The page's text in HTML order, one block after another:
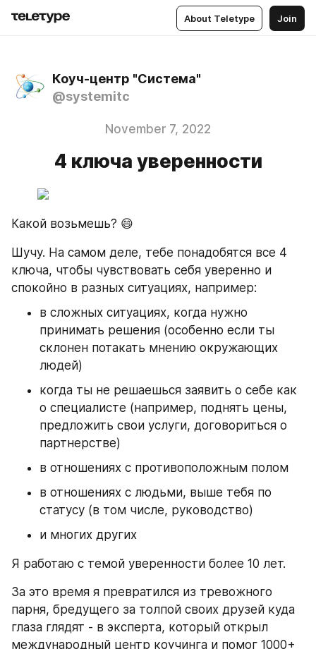
About Teletype Join
Коуч-центр "Система"
@systemitc
November 7, 2022
4 ключа уверенности
Какой возьмешь? 😄
Шучу. На самом деле, тебе понадобятся все 4
ключа, чтобы чувствовать себя уверенно и
спокойно в разных ситуациях, например:
в сложных ситуациях, когда нужно
принимать решения (особенно если ты
склонен потакать мнению окружающих
людей)
когда ты не решаешься заявить о себе как
о специалисте (например, поднять цены,
предложить свои услуги, договориться о
партнерстве)
в отношениях с противоположным полом
в отношениях с людьми, выше тебя по
статусу (в том числе, руководство)
и многих других
Я работаю с темой уверенности более 10 лет.
За это время я превратился из тревожного
парня, бредущего за толпой своих друзей куда
глаза глядят - в эксперта, который открыл
международный центр коучинга и помог 1000+